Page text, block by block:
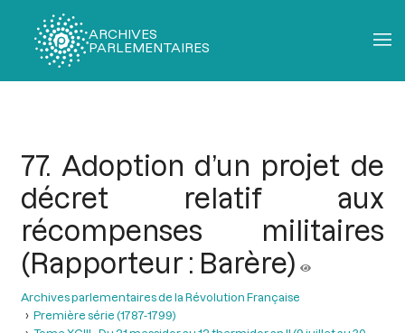
ARCHIVES
PARLEMENTAIRES
77. Adoption d’un projet de
décret relatif aux
récompenses militaires
(Rapporteur : Barère)
Archives parlementaires de la Révolution Française
Première série (1787-1799)